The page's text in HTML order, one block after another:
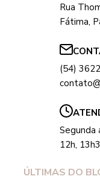
Rua
Fátima,
(54)
Segunda
12h,
ÚLTIMAS DO